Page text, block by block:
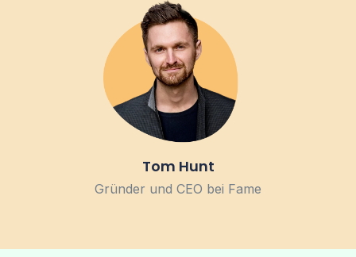
Tom Hunt
Gründer und CEO bei Fame